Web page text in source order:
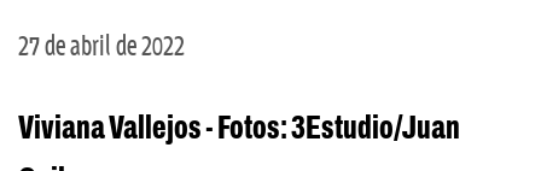
27 de abril de 2022
Viviana Vallejos - Fotos: 3Estudio/Juan